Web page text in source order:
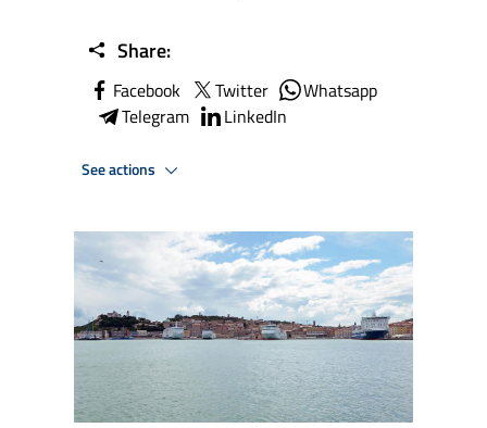
Share:
Facebook Twitter
Whatsapp
Telegram
LinkedIn
See actions